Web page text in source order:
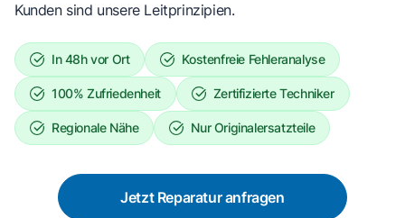
Kunden sind unsere Leitprinzipien.
In 48h vor Ort Kostenfreie Fehleranalyse
100% Zufriedenheit Zertifizierte Techniker
Regionale Nähe Nur Originalersatzteile
Jetzt Reparatur anfragen